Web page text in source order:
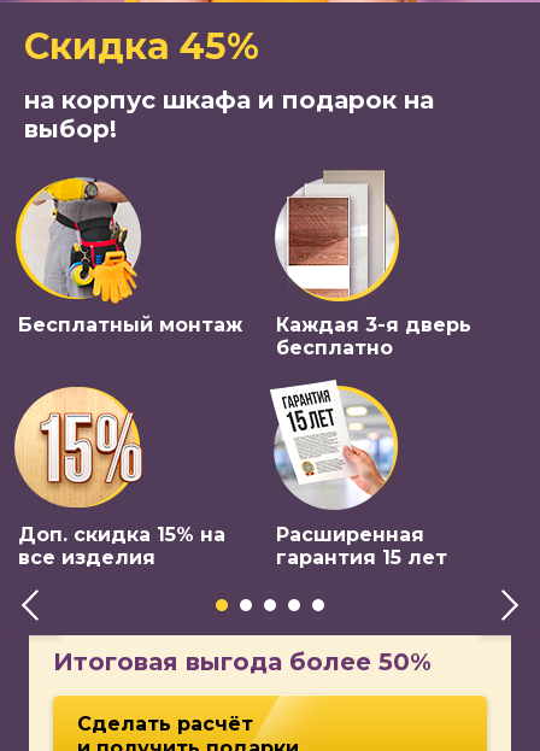
Скидка 45%
на корпус шкафа и подарок на
выбор!
Бесплатный монтаж
Каждая 3-я дверь
бесплатно
Доп. скидка 15% на
все изделия
Расширенная
гарантия 15 лет
Итоговая выгода более 50%
Сделать расчёт